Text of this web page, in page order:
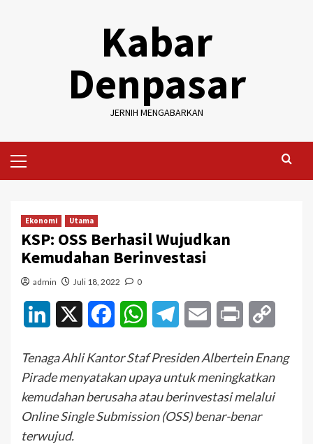
Kabar
Denpasar
JERNIH MENGABARKAN
Menu
Ekonomi Utama
KSP: OSS Berhasil Wujudkan
Kemudahan Berinvestasi
admin Juli 18, 2022 0
LinkedIn FacebookWhatsAppTelegramEmail Print
Tenaga Ahli Kantor Staf Presiden Albertein Enang
Pirade menyatakan upaya untuk meningkatkan
kemudahan berusaha atau berinvestasi melalui
Online Single Submission (OSS) benar-benar
terwujud.